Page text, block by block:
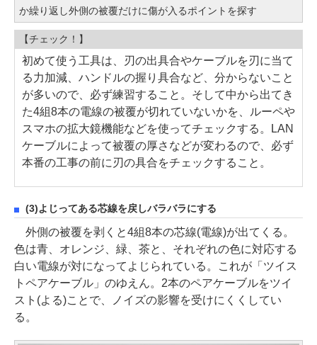
か繰り返し外側の被覆だけに傷が入るポイントを探す
【チェック！】
初めて使う工具は、刃の出具合やケーブルを刃に当て
る力加減、ハンドルの握り具合など、分からないこと
が多いので、必ず練習すること。そして中から出てき
た4組8本の電線の被覆が切れていないかを、ルーペや
スマホの拡大鏡機能などを使ってチェックする。LAN
ケーブルによって被覆の厚さなどが変わるので、必ず
本番の工事の前に刃の具合をチェックすること。
(3)よじってある芯線を戻しバラバラにする
外側の被覆を剥くと4組8本の芯線(電線)が出てくる。
色は青、オレンジ、緑、茶と、それぞれの色に対応する
白い電線が対になってよじられている。これが「ツイス
トペアケーブル」のゆえん。2本のペアケーブルをツイ
スト(よる)ことで、ノイズの影響を受けにくくしてい
る。